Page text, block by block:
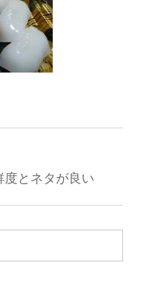
とネタが良い